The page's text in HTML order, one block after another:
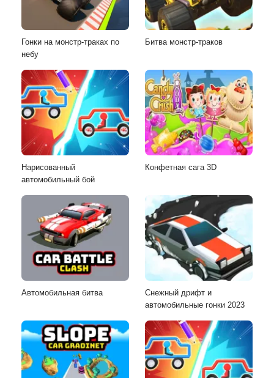
Гонки на монстр-траках по
небу
Битва монстр-траков
Нарисованный
автомобильный бой
Конфетная сага 3D
Автомобильная битва
Снежный дрифт и
автомобильные гонки 2023